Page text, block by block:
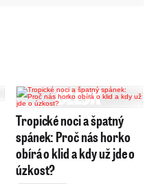
Tropické noci a špatný
spánek: Proč nás horko
obírá o klid a kdy už jde o
úzkost?